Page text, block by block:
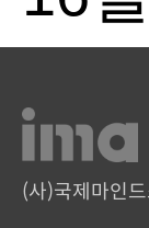
(사)국제마인